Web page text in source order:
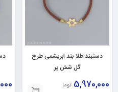
دستبند طلا بند ابریشمی طرح
گل شش پر
5,970,000 تومان